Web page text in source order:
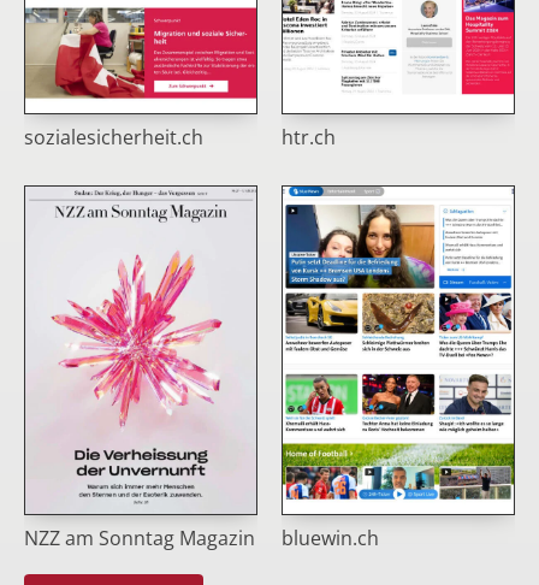
sozialesicherheit.ch htr.ch
NZZ am Sonntag Magazin bluewin.ch